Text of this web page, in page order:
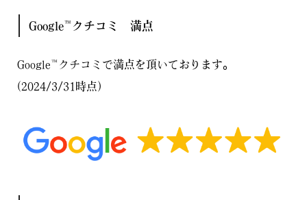
Google™クチコミ 満点
Google™クチコミで満点を頂いております。
(2024/3/31時点)